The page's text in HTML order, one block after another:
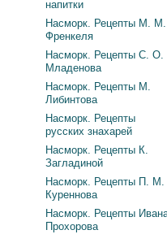
напитки
Насморк. Рецепты М. М.
Френкеля
Насморк. Рецепты С. О.
Младенова
Насморк. Рецепты М.
Либинтова
Насморк. Рецепты
русских знахарей
Насморк. Рецепты К.
Загладиной
Насморк. Рецепты П. М.
Куреннова
Насморк. Рецепты
Прохорова